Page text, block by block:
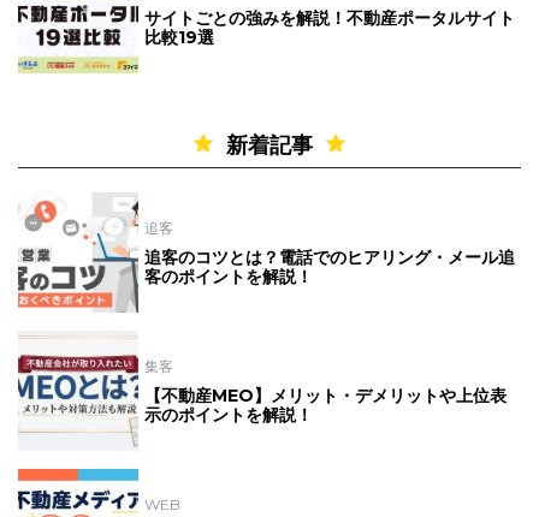
サイトごとの強みを解説！不動産ポータルサイト
比較19選
新着記事
追客
追客のコツとは？電話でのヒアリング・メール追
客のポイントを解説！
集客
【不動産MEO】メリット・デメリットや上位表
示のポイントを解説！
WEB